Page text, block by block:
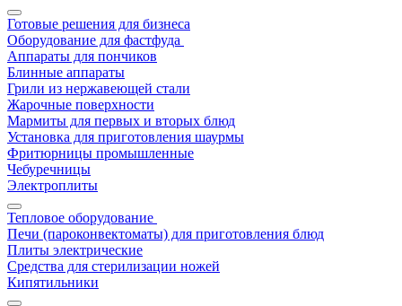
Готовые решения для бизнеса
Оборудование для фастфуда
Аппараты для пончиков
Блинные аппараты
Грили из нержавеющей стали
Жарочные поверхности
Мармиты для первых и вторых блюд
Установка для приготовления шаурмы
Фритюрницы промышленные
Чебуречницы
Электроплиты
Тепловое оборудование
Печи (пароконвектоматы) для приготовления блюд
Плиты электрические
Средства для стерилизации ножей
Кипятильники